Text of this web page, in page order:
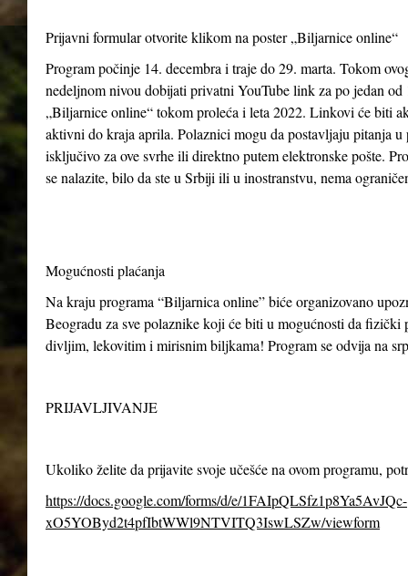
Prijavni formular otvorite klikom na poster „Biljarnice online“
Program počinje 14. decembra i traje do 29. marta. Tokom
nedeljnom nivou dobijati privatni YouTube link za po jedan
„Biljarnice online“ tokom proleća i leta 2022. Linkovi će biti
aktivni do kraja aprila. Polaznici mogu da postavljaju pitanja
isključivo za ove svrhe ili direktno putem elektronske pošte.
se nalazite, bilo da ste u Srbiji ili u inostranstvu, nema
Mogućnosti plaćanja
Na kraju programa “Biljarnica online” biće organizovano
Beogradu za sve polaznike koji će biti u mogućnosti da
divljim, lekovitim i mirisnim biljkama! Program se odvija na
PRIJAVLJIVANJE
Ukoliko želite da prijavite svoje učešće na ovom programu,
https://docs.google.com/forms/d/e/1FAIpQLSfz1p8Ya5AvJQc-
xO5YOByd2t4pfIbtWWl9NTVITQ3IswLSZw/viewform